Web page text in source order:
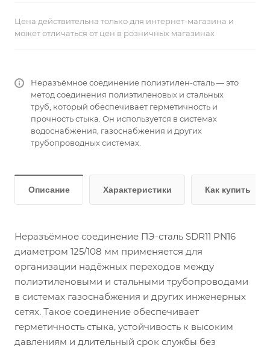
Цена действительна только для интернет-магазина и
может отличаться от цен в розничных магазинах
Неразъёмное соединение полиэтилен-сталь — это
метод соединения полиэтиленовых и стальных
труб, который обеспечивает герметичность и
прочность стыка. Он используется в системах
водоснабжения, газоснабжения и других
трубопроводных системах.
Описание Характеристики Как купить
Неразъёмное соединение ПЭ-сталь SDR11 PN16
диаметром 125/108 мм применяется для
организации надёжных переходов между
полиэтиленовыми и стальными трубопроводами
в системах газоснабжения и других инженерных
сетях. Такое соединение обеспечивает
герметичность стыка, устойчивость к высоким
давлениям и длительный срок службы без